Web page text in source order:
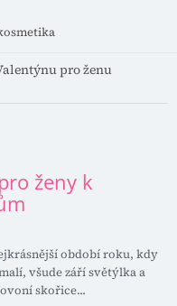
pro ženu
ženy k
období roku, kdy
všude září světýlka a
skořice...